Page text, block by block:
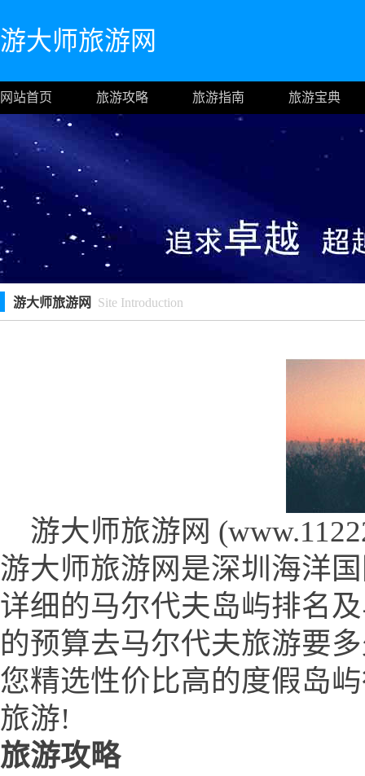
游大师旅游网
网站首页 旅游攻略 旅游指南 旅游宝典
游大师旅游网 Site Introduction
游大师旅游网
游大师旅游网是深圳海洋
详细的马尔代夫岛屿排名
的预算去马尔代夫旅游要
您精选性价比高的度假岛
旅游!
旅游攻略